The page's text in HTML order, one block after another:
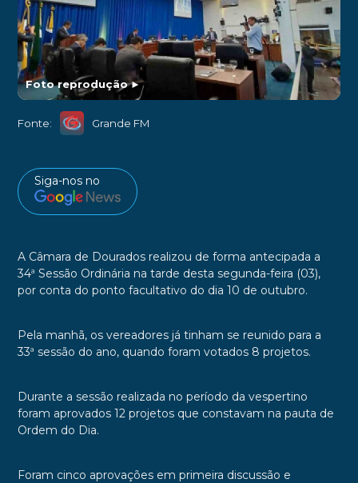
Foto reprodução►
Fonte: Grande FM
Siga-nos no
A Câmara de Dourados realizou de forma antecipada a
34ª Sessão Ordinária na tarde desta segunda-feira (03),
por conta do ponto facultativo do dia 10 de outubro.
Pela manhã, os vereadores já tinham se reunido para a
33ª sessão do ano, quando foram votados 8 projetos.
Durante a sessão realizada no período da vespertino
foram aprovados 12 projetos que constavam na pauta de
Ordem do Dia.
Foram cinco aprovações em primeira discussão e